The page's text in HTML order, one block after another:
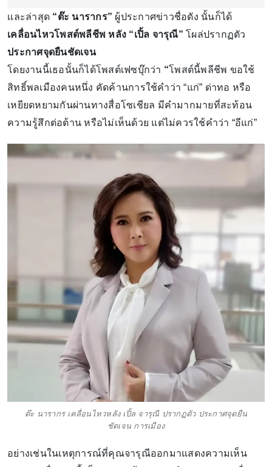
เเละล่าสุด “ต๊ะ นารากร” ผู้ประกาศข่าวชื่อดัง นั้นก็ได้
เคลื่อนไหวโพสต์พลีชีพ หลัง “เปิ้ล จารุณี” โผล่ปรากฏตัว
ประกาศจุดยืนชัดเจน
โดยงานนี้เธอนั้นก็ได้โพสต์เฟซบุ๊กว่า “โพสต์นี้พลีชีพ ขอใช้
สิทธิ์พลเมืองคนหนึ่ง คัดค้านการใช้คำว่า “แก่” ด่าทอ หรือ
เหยียดหยามกันผ่านทางสื่อโซเชียล มีคำมากมายที่สะท้อน
ความรู้สึกต่อต้าน หรือไม่เห็นด้วย แต่ไม่ควรใช้คำว่า “อีแก่”
ต๊ะ นารากร เคลื่อนไหวหลัง เปิ้ล จารุณี ปรากฏตัว ประกาศจุดยืน
ชัดเจน การเมือง
อย่างเช่นในเหตุการณ์ที่คุณจารุณีออกมาแสดงความเห็น